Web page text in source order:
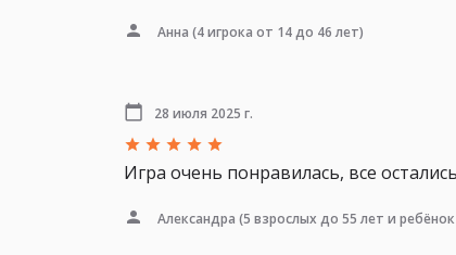
Анна (4 игрока от 14 до 46 лет)
28 июля 2025 г.
Игра очень понравилась, все
Александра (5 взрослых до 55 лет и